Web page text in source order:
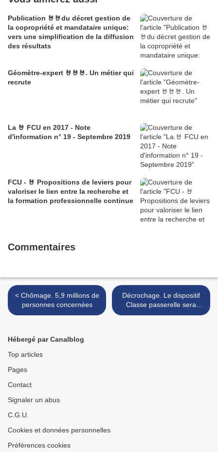
Publication 🤘🤘du décret gestion de
la copropriété et mandataire unique:
vers une simplification de la diffusion
des résultats
Géomètre-expert 🤘🤘🤘. Un métier qui
recrute
La 🤘 FCU en 2017 - Note
d'information n° 19 - Septembre 2019
FCU - 🤘 Propositions de leviers pour
valoriser le lien entre la recherche et
la formation professionnelle continue
Commentaires
< Chômage. 5,9 millions de
personnes concernées
Décrochage. Le dispositif
Classe passerelle sera
reconduit >
Hébergé par Canalblog
Top articles
Pages
Contact
Signaler un abus
C.G.U.
Cookies et données personnelles
Préférences cookies